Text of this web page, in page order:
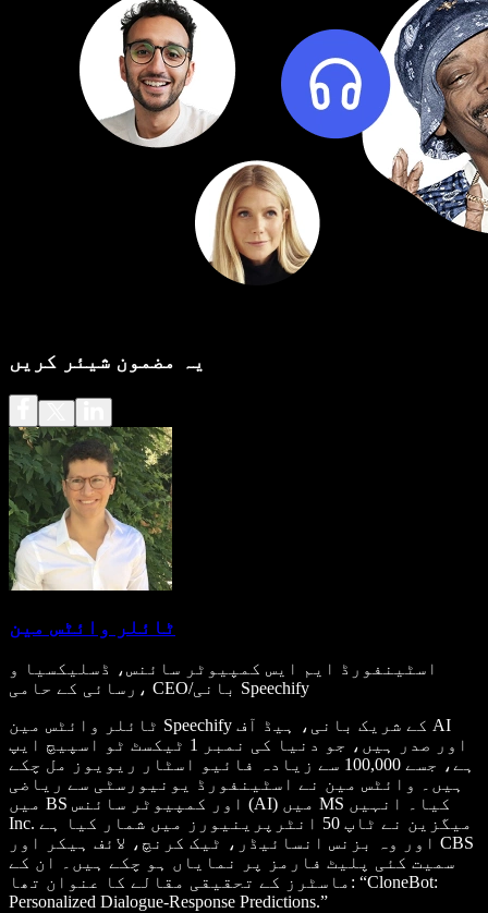
یہ مضمون شیئر کریں
ٹائلر وائٹس مین
اسٹینفورڈ ایم ایس کمپیوٹر سائنس، ڈسلیکسیا و
رسائی کے حامی، CEO/بانی Speechify
ٹائلر وائٹس مین Speechify کے شریک بانی، ہیڈ آف AI
اور صدر ہیں، جو دنیا کی نمبر 1 ٹیکسٹ ٹو اسپیچ ایپ
ہے، جسے 100,000 سے زیادہ فائیو اسٹار ریویوز مل چکے
ہیں۔ وائٹس مین نے اسٹینفورڈ یونیورسٹی سے ریاضی
میں BS اور کمپیوٹر سائنس (AI) میں MS کیا۔ انہیں
Inc. میگزین نے ٹاپ 50 انٹرپرینیورز میں شمار کیا ہے
اور وہ بزنس انسائیڈر، ٹیک کرنچ، لائف ہیکر اور CBS
سمیت کئی پلیٹ فارمز پر نمایاں ہو چکے ہیں۔ ان کے
ماسٹرز کے تحقیقی مقالے کا عنوان تھا: “CloneBot:
Personalized Dialogue-Response Predictions.”